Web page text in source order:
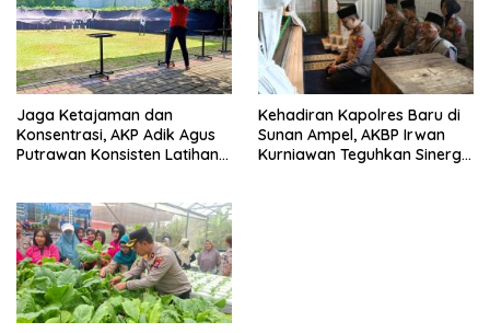
Jaga Ketajaman dan
Konsentrasi, AKP Adik Agus
Putrawan Konsisten Latihan
Kehadiran Kapolres Baru di
Sunan Ampel, AKBP Irwan
Kurniawan Teguhkan Sinergi